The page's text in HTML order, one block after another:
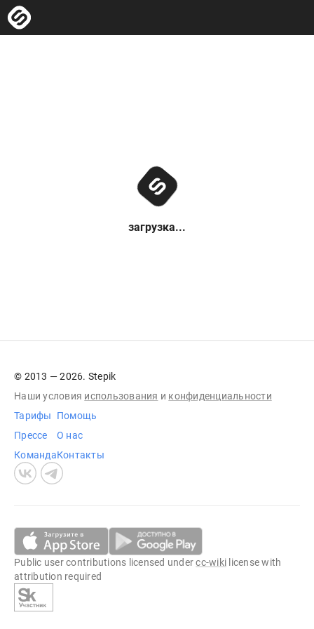
загрузка...
© 2013 — 2026. Stepik
Наши условия использования и конфиденциальности
Тарифы
Прессе
Команда
Помощь
О нас
Контакты
Public user contributions licensed undercc-wiki license with
attribution required